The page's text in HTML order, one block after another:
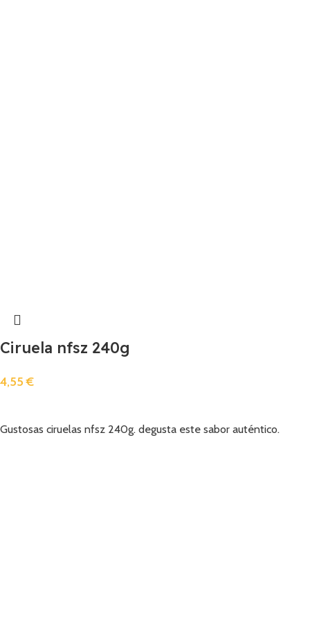
Ciruela nfsz 240g
4,55€
Gustosas ciruelas nfsz 240g. degusta este sabor auténtico.